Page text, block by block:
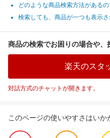
どのような商品検索方法があるの
検索しても、商品が一つも表示
商品の検索でお困りの場合や、
楽天のスタ
対話方式のチャットが開きます。
このページの使いやすさはいか